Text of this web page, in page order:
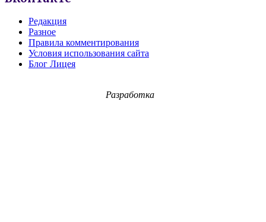
Редакция
Разное
Правила комментирования
Условия использования сайта
Блог Лицея
Разработка